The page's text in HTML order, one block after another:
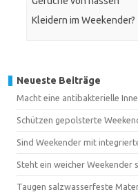
Kleidern im Weekender?
Neueste Beiträge
Macht eine antibakterielle
Schützen gepolsterte
Sind Weekender mit
Steht ein weicher
Taugen salzwasserfeste